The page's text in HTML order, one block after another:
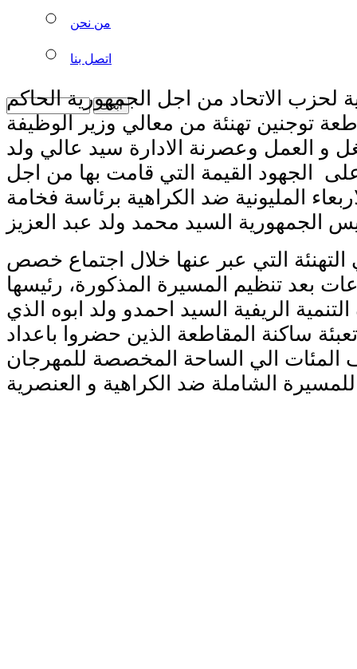
من نحن
اتصل بنا
لحزب الاتحاد من اجل الجمهورية الحاكم
توجنين تهنئة من معالي وزير الوظيفة
و العمل وعصرنة الادارة سيد عالي ولد
الجهود القيمة التي قامت بها من اجل
المليونية ضد الكراهية برئاسة فخامة
التي عبر عنها خلال اجتماع خصص
بعد تنظيم المسيرة المذكورة، رئيسها
الريفية السيد احمدو ولد ابوه الذي
ساكنة المقاطعة الذين حضروا باعداد
المئات الي الساحة المخصصة للمهرجان